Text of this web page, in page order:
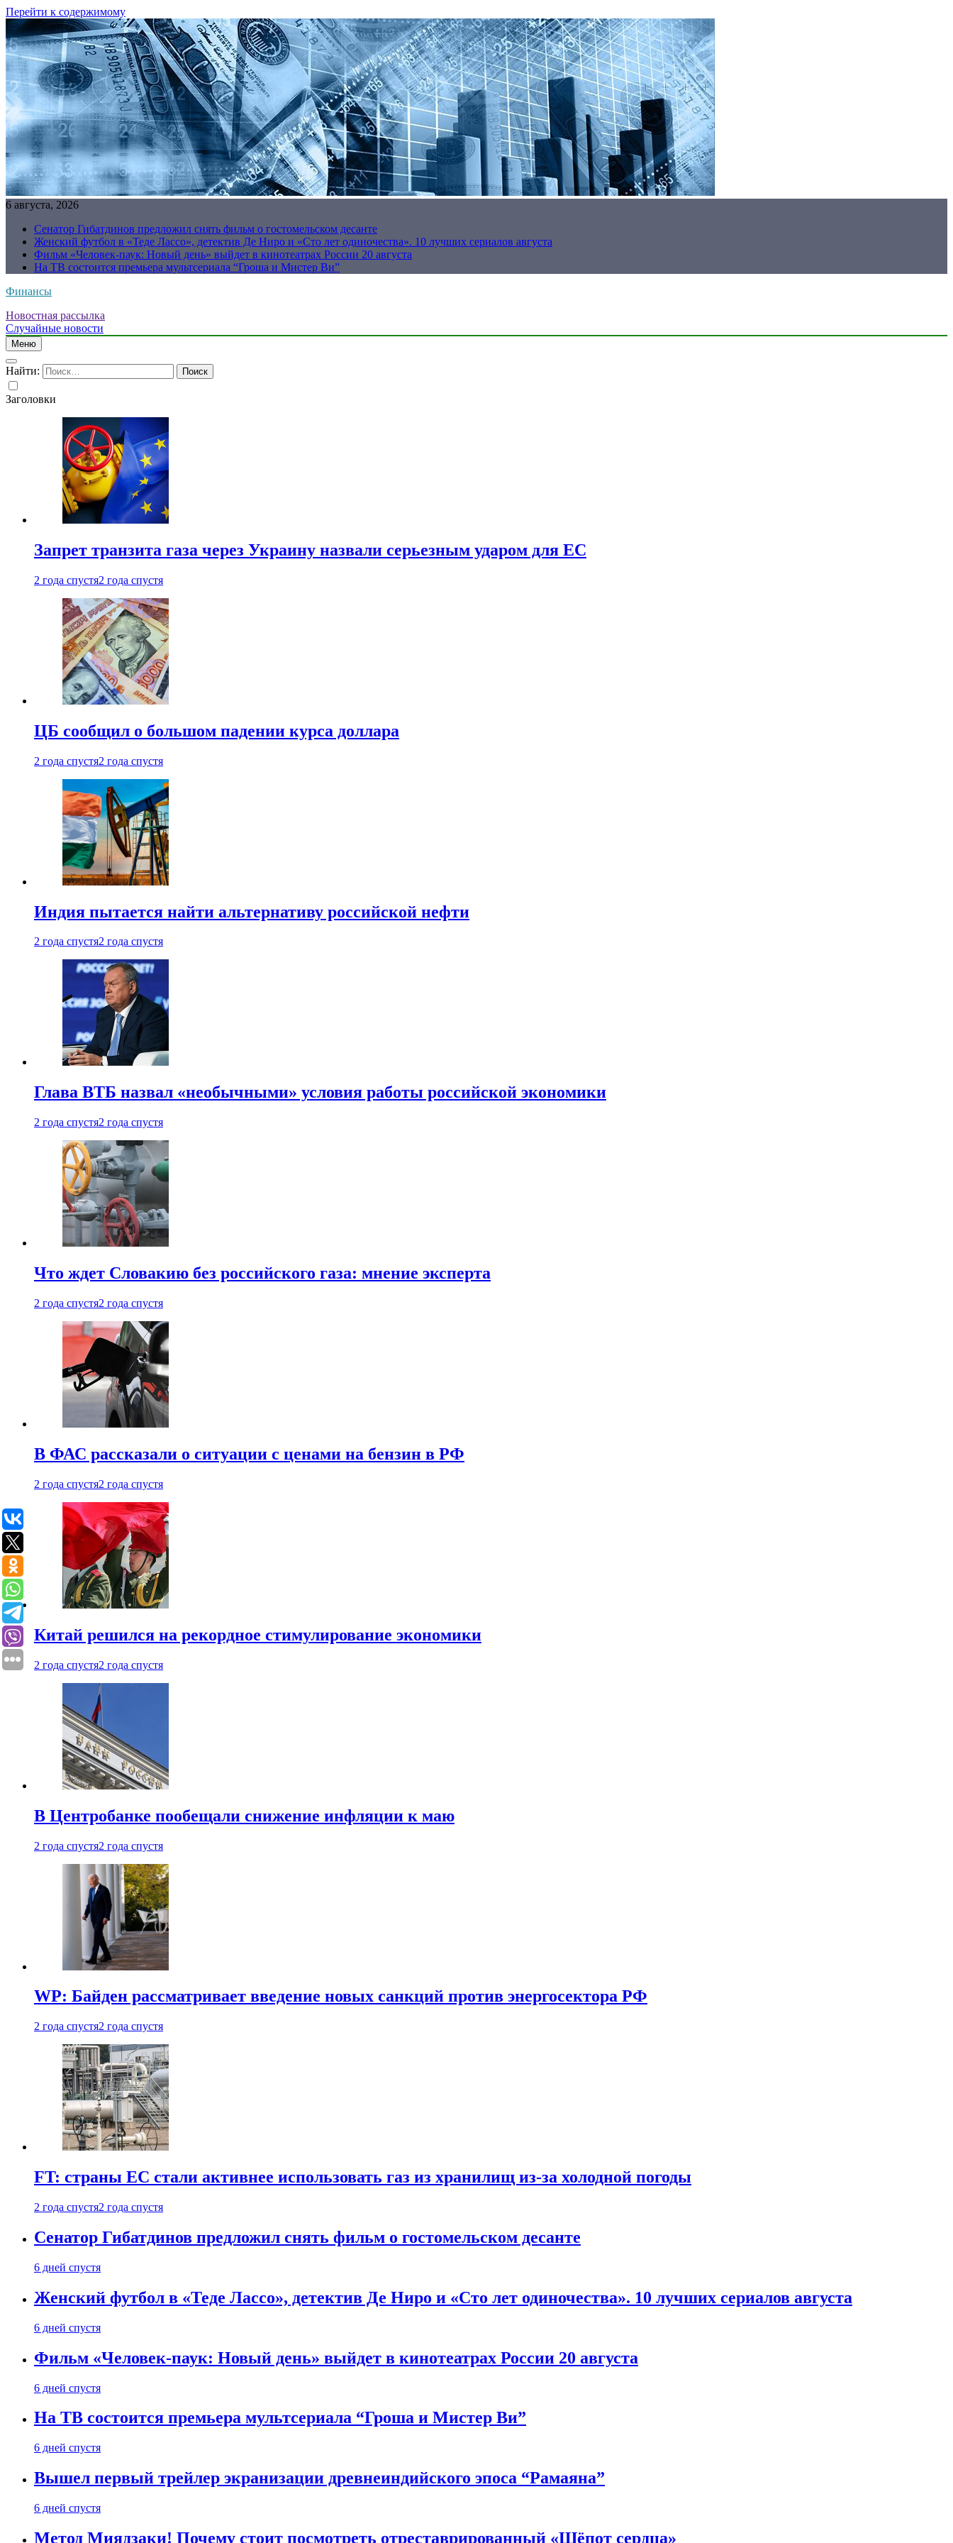
Перейти к содержимому
6 августа, 2026
Сенатор Гибатдинов предложил снять фильм о гостомельском десанте
Женский футбол в «Теде Лассо», детектив Де Ниро и «Сто лет одиночества». 10 лучших сериалов августа
Фильм «Человек-паук: Новый день» выйдет в кинотеатрах России 20 августа
На ТВ состоится премьера мультсериала “Гроша и Мистер Ви”
Финансы
Новостная рассылка
Случайные новости
Меню
Найти:
Заголовки
Запрет транзита газа через Украину назвали серьезным ударом для ЕС
2 года спустя2 года спустя
ЦБ сообщил о большом падении курса доллара
2 года спустя2 года спустя
Индия пытается найти альтернативу российской нефти
2 года спустя2 года спустя
Глава ВТБ назвал «необычными» условия работы российской экономики
2 года спустя2 года спустя
Что ждет Словакию без российского газа: мнение эксперта
2 года спустя2 года спустя
В ФАС рассказали о ситуации с ценами на бензин в РФ
2 года спустя2 года спустя
Китай решился на рекордное стимулирование экономики
2 года спустя2 года спустя
В Центробанке пообещали снижение инфляции к маю
2 года спустя2 года спустя
WP: Байден рассматривает введение новых санкций против энергосектора РФ
2 года спустя2 года спустя
FT: страны ЕС стали активнее использовать газ из хранилищ из-за холодной погоды
2 года спустя2 года спустя
Сенатор Гибатдинов предложил снять фильм о гостомельском десанте
6 дней спустя
Женский футбол в «Теде Лассо», детектив Де Ниро и «Сто лет одиночества». 10 лучших сериалов августа
6 дней спустя
Фильм «Человек-паук: Новый день» выйдет в кинотеатрах России 20 августа
6 дней спустя
На ТВ состоится премьера мультсериала “Гроша и Мистер Ви”
6 дней спустя
Вышел первый трейлер экранизации древнеиндийского эпоса “Рамаяна”
6 дней спустя
Метод Миядзаки! Почему стоит посмотреть отреставрированный «Шёпот сердца»